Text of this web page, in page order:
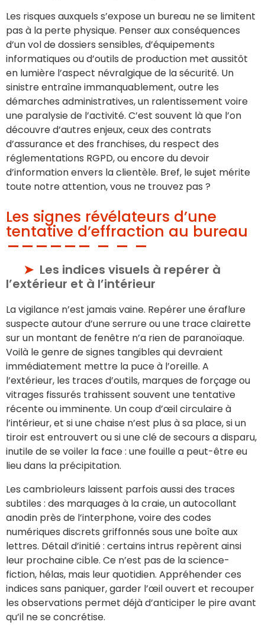
Les risques auxquels s’expose un bureau ne se limitent
pas à la perte physique. Penser aux conséquences
d’un vol de dossiers sensibles, d’équipements
informatiques ou d’outils de production met aussitôt
en lumière l’aspect névralgique de la sécurité. Un
sinistre entraîne immanquablement, outre les
démarches administratives, un ralentissement voire
une paralysie de l’activité. C’est souvent là que l’on
découvre d’autres enjeux, ceux des contrats
d’assurance et des franchises, du respect des
réglementations RGPD, ou encore du devoir
d’information envers la clientèle. Bref, le sujet mérite
toute notre attention, vous ne trouvez pas ?
Les signes révélateurs d’une
tentative d’effraction au bureau
Les indices visuels à repérer à
l’extérieur et à l’intérieur
La vigilance n’est jamais vaine. Repérer une éraflure
suspecte autour d’une serrure ou une trace clairette
sur un montant de fenêtre n’a rien de paranoïaque.
Voilà le genre de signes tangibles qui devraient
immédiatement mettre la puce à l’oreille. A
l’extérieur, les traces d’outils, marques de forçage ou
vitrages fissurés trahissent souvent une tentative
récente ou imminente. Un coup d’œil circulaire à
l’intérieur, et si une chaise n’est plus à sa place, si un
tiroir est entrouvert ou si une clé de secours a disparu,
inutile de se voiler la face : une fouille a peut-être eu
lieu dans la précipitation.
Les cambrioleurs laissent parfois aussi des traces
subtiles : des marquages à la craie, un autocollant
anodin près de l’interphone, voire des codes
numériques discrets griffonnés sous une boîte aux
lettres. Détail d’initié : certains intrus repèrent ainsi
leur prochaine cible. Ce n’est pas de la science-
fiction, hélas, mais leur quotidien. Appréhender ces
indices sans paniquer, garder l’œil ouvert et recouper
les observations permet déjà d’anticiper le pire avant
qu’il ne se concrétise.